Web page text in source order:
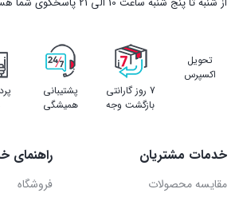
تحویل
اکسپرس
7 روز گارانتی
بازگشت وجه
پشتیبانی
همیشگی
خدمات مشتریان
مقایسه محصولات
راهنمای
فروشگاه